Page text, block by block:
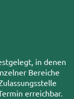
in denen
Bereiche
erreichbar.